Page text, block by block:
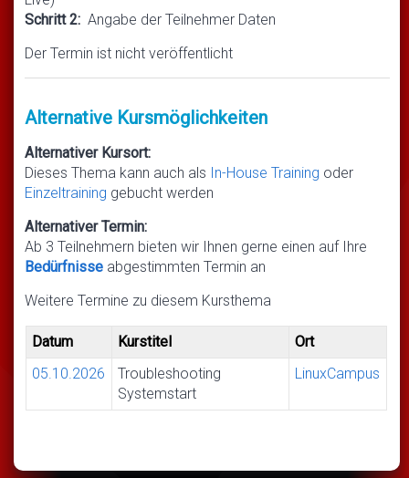
Schritt 2: Angabe der Teilnehmer Daten
Der Termin ist nicht veröffentlicht
Alternative Kursmöglichkeiten
Alternativer Kursort:
Dieses Thema kann auch als In-House Training oder
Einzeltraining gebucht werden
Alternativer Termin:
Ab 3 Teilnehmern bieten wir Ihnen gerne einen auf Ihre
Bedürfnisse abgestimmten Termin an
Weitere Termine zu diesem Kursthema
Datum Kurstitel
Ort
05.10.2026
Troubleshooting
Systemstart
LinuxCampus